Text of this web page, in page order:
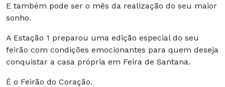
E também pode ser o mês da realização do seu maior
sonho.
A Estação 1 preparou uma edição especial do seu
feirão com condições emocionantes para quem deseja
conquistar a casa própria em Feira de Santana.
É o Feirão do Coração.